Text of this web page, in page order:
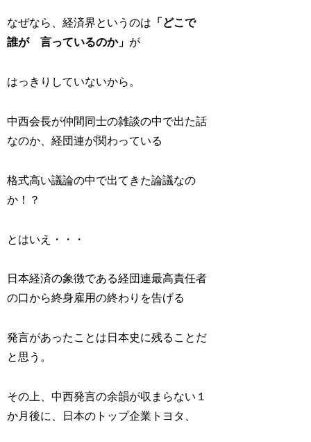
なぜなら、経済界というのは 「どこで
誰が 言っているのか」 が
はっきりしていないから。
中西会長が仲間同士の雑談の中で出た話
なのか、経団連が関わっている
格式高い議論の中で出てきた論議なの
か！？
とはいえ・・・
日本経済の象徴である経団連最高責任者
の口から終身雇用の終わりを告げる
発言があったことは日本史に残ることだ
と思う。
その上、中西発言の余韻が収まらない１
か月後に、日本のトップ企業トヨタ、